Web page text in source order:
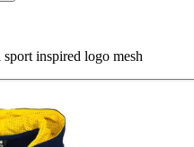
inspired logo mesh